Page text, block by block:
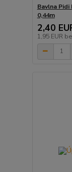
Bavlna
0,44m
2,40
1,95 EUR